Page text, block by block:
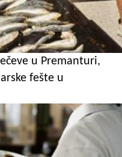
u Premanturi,
fešte u